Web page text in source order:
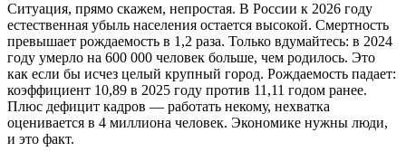
Ситуация, прямо скажем, непростая. В России к 2026 году
естественная убыль населения остается высокой. Смертность
превышает рождаемость в 1,2 раза. Только вдумайтесь: в 2024
году умерло на 600 000 человек больше, чем родилось. Это
как если бы исчез целый крупный город. Рождаемость падает:
коэффициент 10,89 в 2025 году против 11,11 годом ранее.
Плюс дефицит кадров — работать некому, нехватка
оценивается в 4 миллиона человек. Экономике нужны люди,
и это факт.